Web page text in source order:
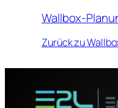
Wallbox-
Zurück zu